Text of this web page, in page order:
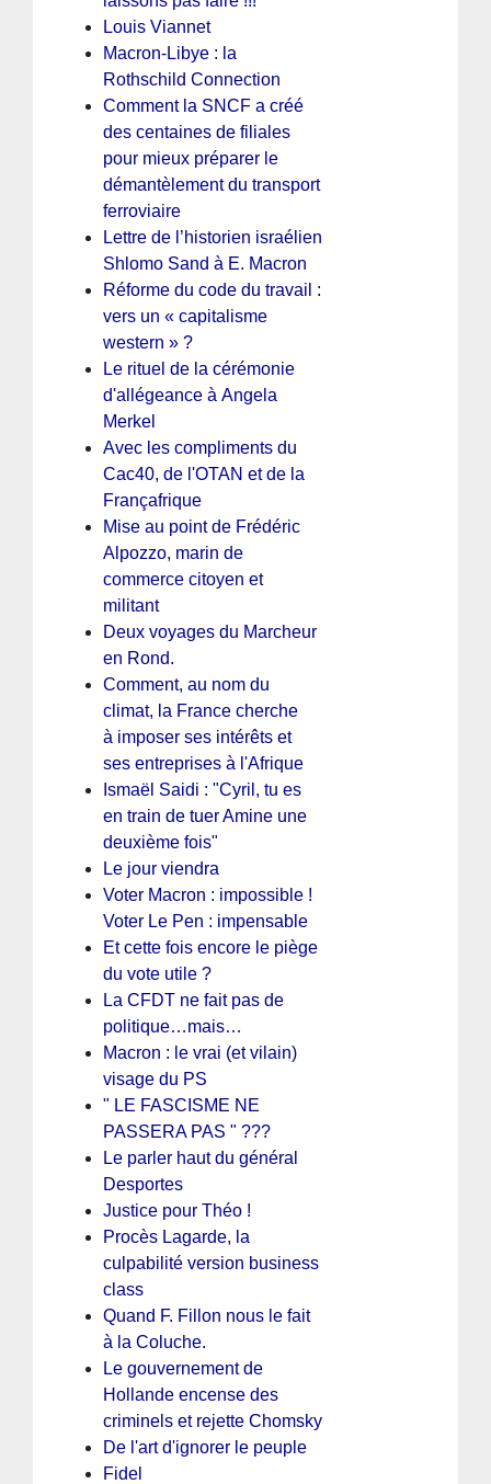
Louis Viannet
Macron-Libye : la
Rothschild Connection
Comment la SNCF a créé
des centaines de filiales
pour mieux préparer le
démantèlement du transport
ferroviaire
Lettre de l’historien israélien
Shlomo Sand à E. Macron
Réforme du code du travail :
vers un « capitalisme
western » ?
Le rituel de la cérémonie
d'allégeance à Angela
Merkel
Avec les compliments du
Cac40, de l'OTAN et de la
Françafrique
Mise au point de Frédéric
Alpozzo, marin de
commerce citoyen et
militant
Deux voyages du Marcheur
en Rond.
Comment, au nom du
climat, la France cherche
à imposer ses intérêts et
ses entreprises à l'Afrique
Ismaël Saidi : "Cyril, tu es
en train de tuer Amine une
deuxième fois"
Le jour viendra
Voter Macron : impossible !
Voter Le Pen : impensable
Et cette fois encore le piège
du vote utile ?
La CFDT ne fait pas de
politique…mais…
Macron : le vrai (et vilain)
visage du PS
" LE FASCISME NE
PASSERA PAS " ???
Le parler haut du général
Desportes
Justice pour Théo !
Procès Lagarde, la
culpabilité version business
class
Quand F. Fillon nous le fait
à la Coluche.
Le gouvernement de
Hollande encense des
criminels et rejette Chomsky
De l'art d'ignorer le peuple
Fidel